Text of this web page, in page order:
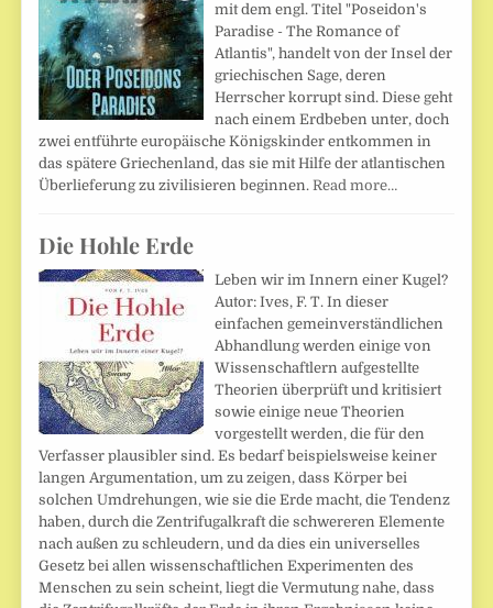
mit dem engl. Titel "Poseidon's
Paradise - The Romance of
Atlantis", handelt von der Insel der
griechischen Sage, deren
Herrscher korrupt sind. Diese geht
nach einem Erdbeben unter, doch
zwei entführte europäische Königskinder entkommen in
das spätere Griechenland, das sie mit Hilfe der atlantischen
Überlieferung zu zivilisieren beginnen.Read more…
Die Hohle Erde
Leben wir im Innern einer Kugel?
Autor: Ives, F. T. In dieser
einfachen gemeinverständlichen
Abhandlung werden einige von
Wissenschaftlern aufgestellte
Theorien überprüft und kritisiert
sowie einige neue Theorien
vorgestellt werden, die für den
Verfasser plausibler sind. Es bedarf beispielsweise keiner
langen Argumentation, um zu zeigen, dass Körper bei
solchen Umdrehungen, wie sie die Erde macht, die Tendenz
haben, durch die Zentrifugalkraft die schwereren Elemente
nach außen zu schleudern, und da dies ein universelles
Gesetz bei allen wissenschaftlichen Experimenten des
Menschen zu sein scheint, liegt die Vermutung nahe, dass